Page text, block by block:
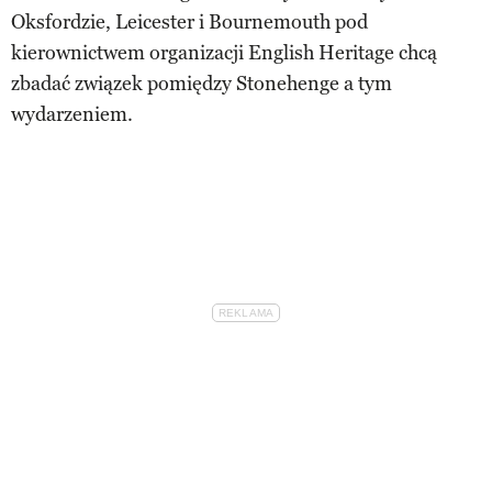
Oksfordzie, Leicester i Bournemouth pod
kierownictwem organizacji English Heritage chcą
zbadać związek pomiędzy Stonehenge a tym
wydarzeniem.